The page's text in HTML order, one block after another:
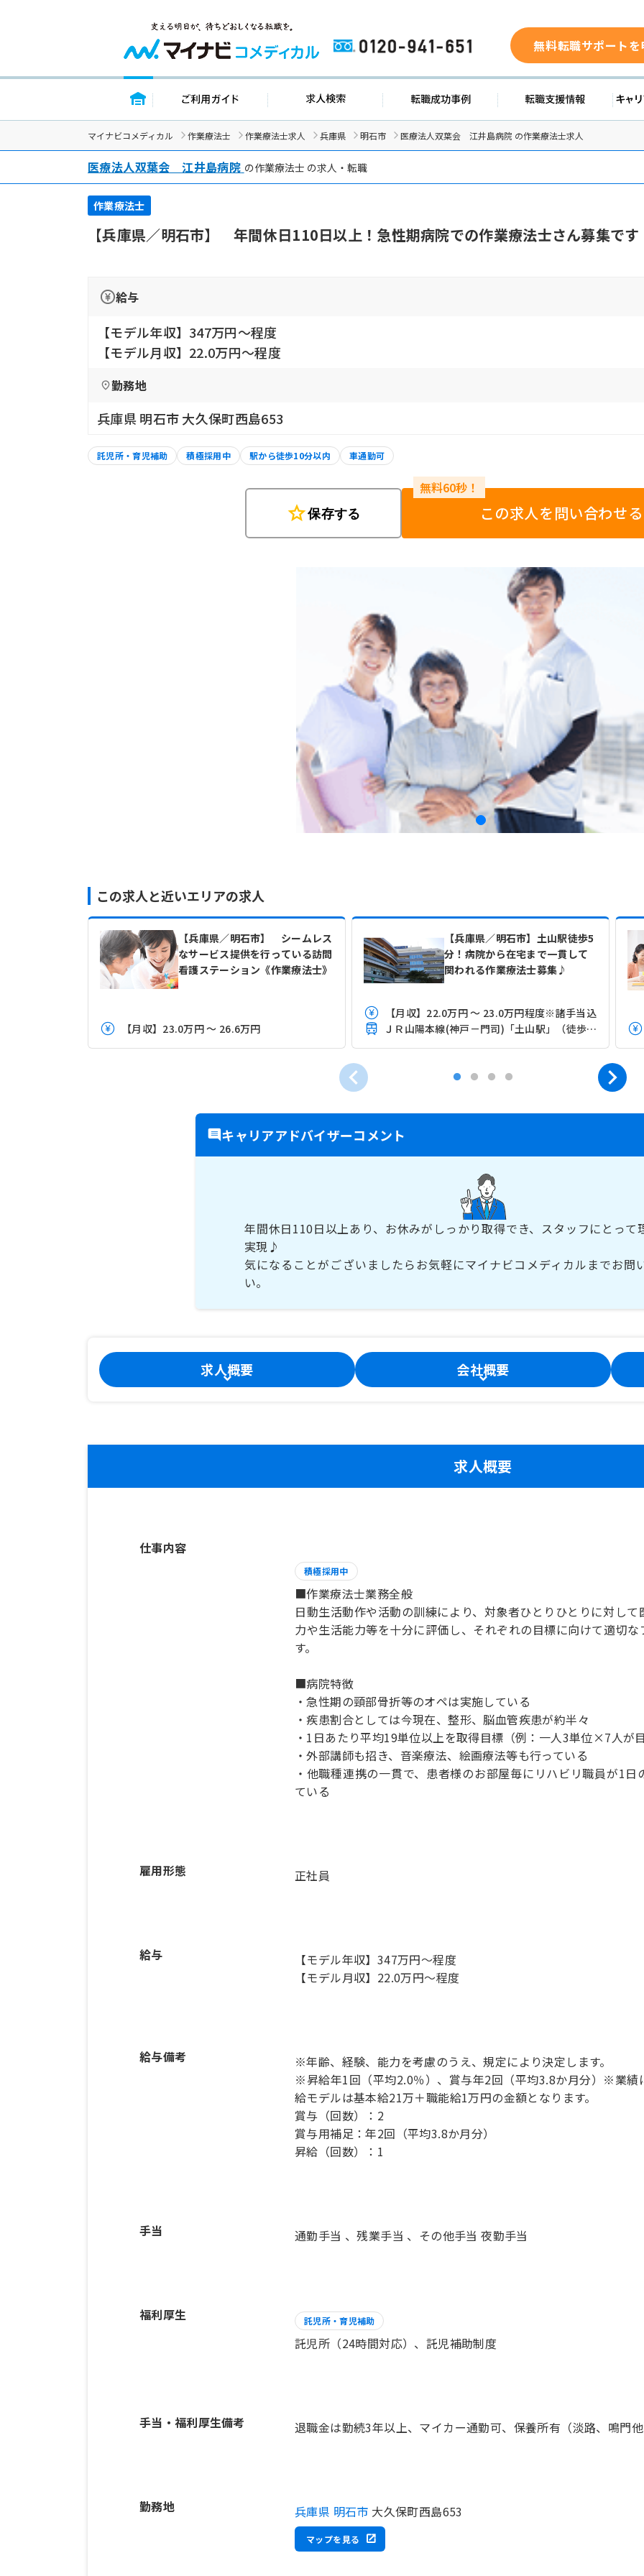
0120-941-651 無料転職サポート
トップページ ご利用ガイド 求人検索 転職成功事例 転職支援
マイナビコメディカル 作業療法士 作業療法士求人 兵庫県 明石市 医療法人双葉会 江井島病院 の作業療法士求人
医療法人双葉会 江井島病院 の作業療法士 の求人・転職
作業療法士
【兵庫県／明石市】 年間休日110日以上！急性期病院での作業療法士さん募集です
給与
【モデル年収】347万円〜程度
【モデル月収】22.0万円〜程度
勤務地
兵庫県 明石市 大久保町西島653
託児所・育児補助 積極採用中 駅から徒歩10分以内 車通勤可
star保存する この求人を問い合わせる
この求人と近いエリアの求人
【兵庫県／明石市】 シームレス
なサービス提供を行っている訪問
看護ステーション《作業療法士》
【月収】23.0万円 ～ 26.6万円
【兵庫県／明石市】土山駅徒歩5
分！病院から在宅まで一貫して
関われる作業療法士募集♪
【月収】22.0万円 ～ 23.0万円程度※諸手当込
ＪＲ山陽本線(神戸－門司)「土山駅」（徒歩5分）
キャリアアドバイザーコメント
年間休日110日以上あり、お休みがしっかり取得でき、スタッフにとって
実現♪
気になることがございましたらお気軽にマイナビコメディカルまでお問
い。
求人概要 会社概要
求人概要
仕事内容
積極採用中
■作業療法士業務全般
日動生活動作や活動の訓練により、対象者ひとりひとりに対し
力や生活能力等を十分に評価し、それぞれの目標に向けて適切
す。
■病院特徴
・急性期の頸部骨折等のオペは実施している
・疾患割合としては今現在、整形、脳血管疾患が約半々
・1日あたり平均19単位以上を取得目標（例：一人3単位×7人が
・外部講師も招き、音楽療法、絵画療法等も行っている
・他職種連携の一貫で、患者様のお部屋毎にリハビリ職員が1
ている
雇用形態 正社員
給与
【モデル年収】347万円〜程度
【モデル月収】22.0万円〜程度
給与備考
※年齢、経験、能力を考慮のうえ、規定により決定します。
※昇給年1回（平均2.0％）、賞与年2回（平均3.8か月分）※業
給モデルは基本給21万＋職能給1万円の金額となります。
賞与（回数）：2
賞与用補足：年2回（平均3.8か月分）
昇給（回数）：1
手当 通勤手当 、残業手当 、その他手当 夜勤手当
福利厚生 託児所・育児補助
託児所（24時間対応）、託児補助制度
手当・福利厚生備考
勤務地 兵庫県 明石市 大久保町西島653
マップを見る